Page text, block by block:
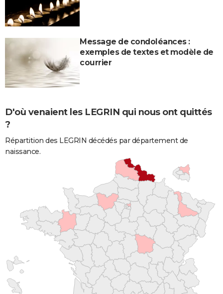
Message de condoléances :
exemples de textes et modèle de
courrier
D'où venaient les LEGRIN qui nous ont quittés
?
Répartition des LEGRIN décédés par département de
naissance.